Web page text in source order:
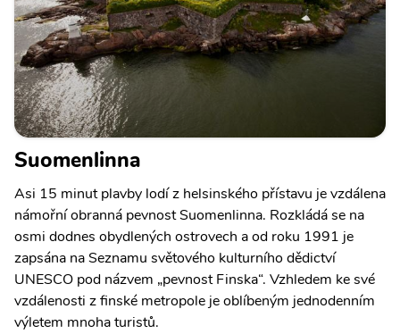
Suomenlinna
Asi 15 minut plavby lodí z helsinského přístavu je vzdálena
námořní obranná pevnost Suomenlinna. Rozkládá se na
osmi dodnes obydlených ostrovech a od roku 1991 je
zapsána na Seznamu světového kulturního dědictví
UNESCO pod názvem „pevnost Finska“. Vzhledem ke své
vzdálenosti z finské metropole je oblíbeným jednodenním
výletem mnoha turistů.